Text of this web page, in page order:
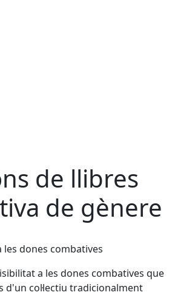
de llibres
de gènere
les dones combatives
a les dones combatives que
d'un col·lectiu tradicionalment